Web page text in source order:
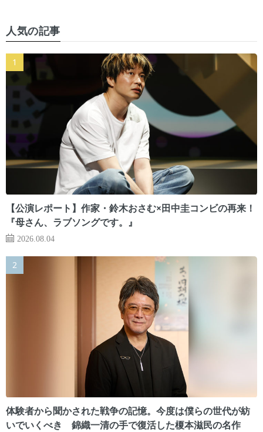
人気の記事
【公演レポート】作家・鈴木おさむ×田中圭コンビの再来！
『母さん、ラブソングです。』
2026.08.04
体験者から聞かされた戦争の記憶。今度は僕らの世代が紡
いでいくべき 錦織一清の手で復活した榎本滋民の名作